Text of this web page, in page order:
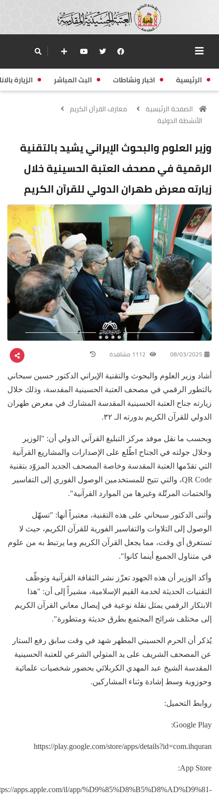
الرئيسية اخبار ونشاطات البث المباشر الزيارة
الصفحة الرئيسية
معارف القرآن الكريم
الأنشطة الدولية
وزير العلوم والبحوث الإيراني يشيد بالتقنية
الرقمية في مصحف العتبة الحسينية خلال
زيارته معرض طهران الدولي للقرآن الكريم
08/03/2025
أشاد وزير العلوم والبحوث والتقنية الإيراني الدكتور حسين سبحاني
بالتطور الرقمي في مصحف العتبة الحسينية المقدسة، وذلك خلال
زيارته جناح العتبة الحسينية المقدسة المشارك في معرض طهران
الدولي للقرآن الكريم بدورته الـ ٣٢.
وبحسب ما نقل موفد مركز التبليغ القرآني الدولي أن: "الوزير
وخلال جولته في الجناح اطّلع على الإصدارات والمشاريع القرآنية
التي تقدّمها العتبة المقدسة وخاصة المصحف الجديد المزوّد بتقنية
QR Code، والتي تتيح للمستخدمين الوصول الفوري إلى التفاسير
والختمات المرتّلة وغيرها من الموارد القرآنية".
وأثنى الدكتور سبحاني على هذه التقنية، معتبراً أنها: "تسهّل
الوصول إلى التلاوات والتفاسير الفورية للقرآن الكريم، حيث لا
تستغرق أي وقت، مما يجعل القرآن الكريم وما يرتبط به من علوم
في متناول الجميع أينما كانوا".
وأكد الوزير أن هذه الجهود تعزّز نشر الثقافة القرآنية وتوظّف
التقنيات الحديثة لخدمة القيم الإسلامية، مشيراً إلى أن: "هذا
الابتكار الرقمي يمثل نقلة نوعية في إيصال معاني القرآن الكريم
إلى مختلف شرائح المجتمع بطرق حديثة ومتطورة".
يُذكر أن الحرم الحسيني المطهر شهد في وقت سابق رفع الستار
عن المصحف الشريف على يد المتولي الشرعي للعتبة الحسينية
المقدسة الشيخ عبد المهدي الكربلائي بحضور شخصيات علمائية
وحوزوية وسط إشادة وثناء المشاركين.
روابط التحميل:
Google Play:
https://play.google.com/store/apps/details?id=com.ihquran
App Store:
apps.apple.com/il/app/%D9%85%D8%B5%D8%AD%D9%81-